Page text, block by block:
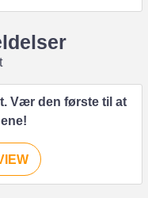
Vær den første til at